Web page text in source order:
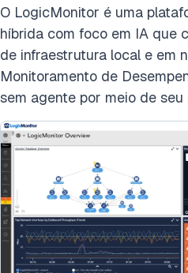
O LogicMonitor é uma
híbrida com foco em IA que
de infraestrutura local e em
Monitoramento de
sem agente por meio de